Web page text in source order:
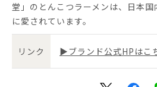
堂」のとんこつラーメンは、日本
に愛されています。
リンク ▶ブランド公式HPはこ